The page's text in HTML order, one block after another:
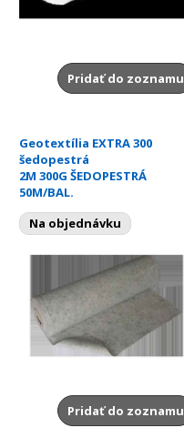
Pridať do zoznamu
Geotextília EXTRA 300
šedopestrá
2M 300G ŠEDOPESTRÁ
50M/BAL.
Na objednávku
Pridať do zoznamu